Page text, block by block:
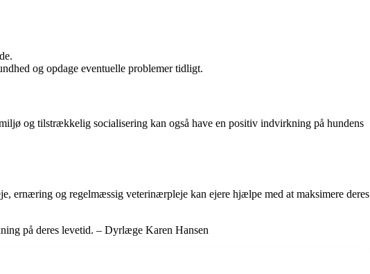
og opdage eventuelle problemer tidligt.
og tilstrækkelig socialisering kan også have en positiv indvirkning på hundens
ernæring og regelmæssig veterinærpleje kan ejere hjælpe med at maksimere deres
på deres levetid. – Dyrlæge Karen Hansen